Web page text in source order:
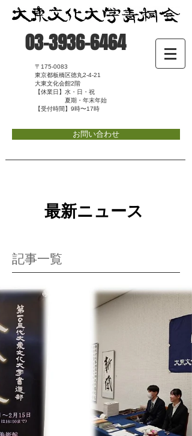
03-3936-6464
〒175-0083
東京都板橋区徳丸2-4-21
大東文化会館2階
【休業日】水・日・祝
夏期・年末年始
【受付時間】9時〜17時
お問い合わせ
最新ニュース
記事一覧